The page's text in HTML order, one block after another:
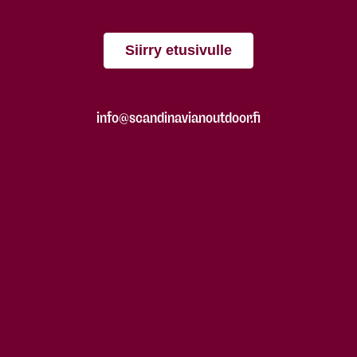
Siirry etusivulle
info@scandinavianoutdoor.fi